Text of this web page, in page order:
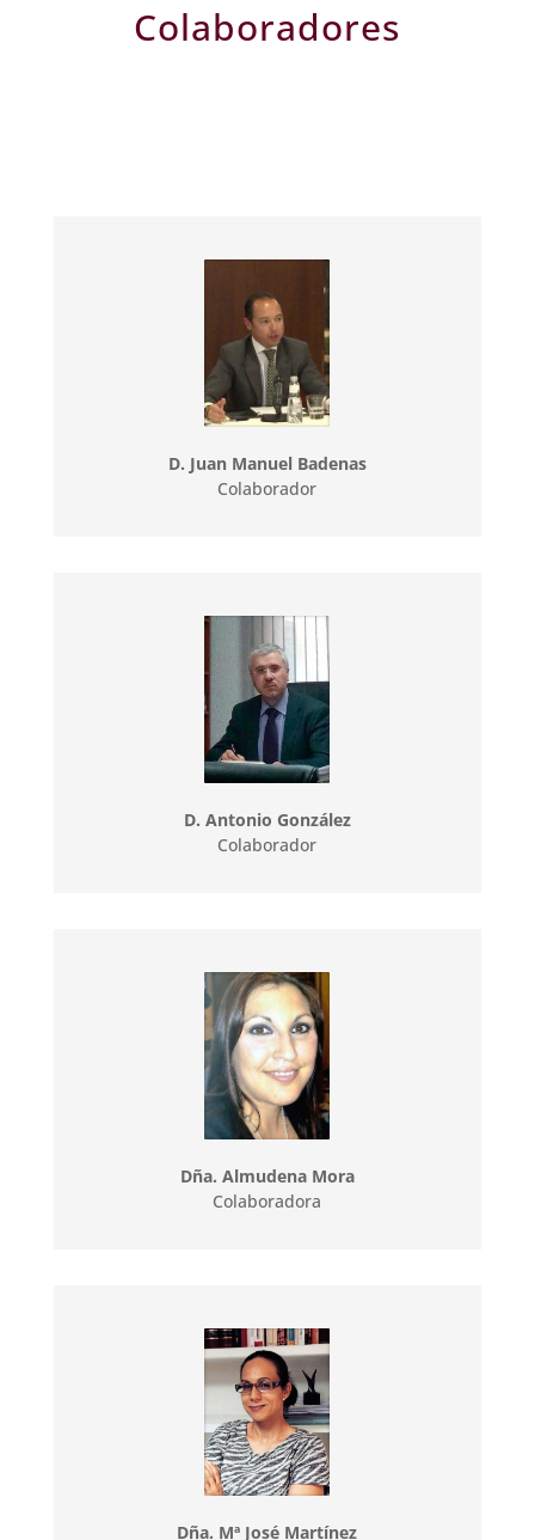
Colaboradores
D. Juan Manuel Badenas
Colaborador
D. Antonio González
Colaborador
Dña. Almudena Mora
Colaboradora
Dña. Mª José Martínez